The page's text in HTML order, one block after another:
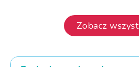
Zobacz